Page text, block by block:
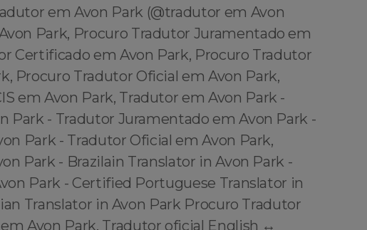
em Avon Park (@tradutor em Avon
Park, Procuro Tradutor Juramentado em
Certificado em Avon Park, Procuro Tradutor
Procuro Tradutor Oficial em Avon Park,
em Avon Park, Tradutor em Avon Park -
Park - Tradutor Juramentado em Avon Park -
Park - Tradutor Oficial em Avon Park,
Park - Brazilain Translator in Avon Park -
Park - Certified Portuguese Translator in
Translator in Avon Park Procuro Tradutor
Avon Park, Tradutor oficial English ↔️